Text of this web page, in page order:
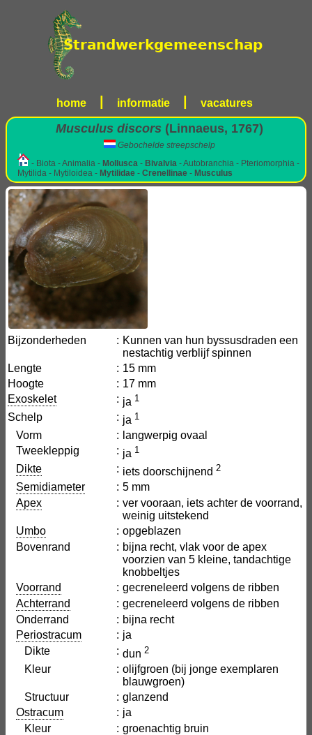
home informatie vacatures
Musculus discors (Linnaeus, 1767)
Gebochelde streepschelp
- Biota - Animalia - Mollusca - Bivalvia - Autobranchia - Pteriomorphia -
Mytilida - Mytiloidea - Mytilidae - Crenellinae - Musculus
Bijzonderheden : Kunnen van hun byssusdraden een
nestachtig verblijf spinnen
Lengte
: 15 mm
Hoogte
: 17 mm
Exoskelet
: ja 1
Schelp : ja 1
Vorm : langwerpig ovaal
Tweekleppig
: ja 1
Dikte : iets doorschijnend 2
Semidiameter : 5 mm
Apex
: ver vooraan, iets achter de voorrand,
weinig uitstekend
Umbo
: opgeblazen
Bovenrand
: bijna recht, vlak voor de apex
voorzien van 5 kleine, tandachtige
knobbeltjes
Voorrand
: gecreneleerd volgens de ribben
Achterrand
: gecreneleerd volgens de ribben
Onderrand
: bijna recht
Periostracum
: ja
Dikte
: dun 2
Kleur : olijfgroen (bij jonge exemplaren
blauwgroen)
Structuur
: glanzend
Ostracum
: ja
Kleur
: groenachtig bruin